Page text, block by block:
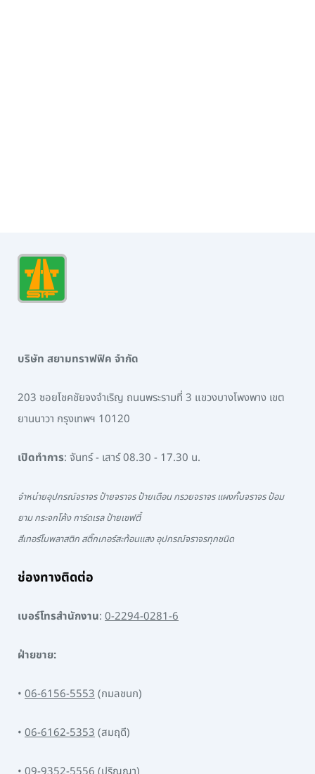
บริษัท สยามทราฟฟิค จำกัด
203 ซอยโชคชัยจงจำเริญ ถนนพระรามที่ 3 แขวงบางโพงพาง เขต
ยานนาวา กรุงเทพฯ 10120
เปิดทำการ: จันทร์ - เสาร์ 08.30 - 17.30 น.
จำหน่ายอุปกรณ์จราจร ป้ายจราจร ป้ายเตือน กรวยจราจร แผงกั้นจราจร ป้อม
ยาม กระจกโค้ง การ์ดเรล ป้ายเซฟตี้
สีเทอร์โมพลาสติก สติ๊กเกอร์สะท้อนแสง อุปกรณ์จราจรทุกชนิด
ช่องทางติดต่อ
เบอร์โทรสำนักงาน: 0-2294-0281-6
ฝ่ายขาย:
• 06-6156-5553(กมลชนก)
• 06-6162-5353(สมฤดี)